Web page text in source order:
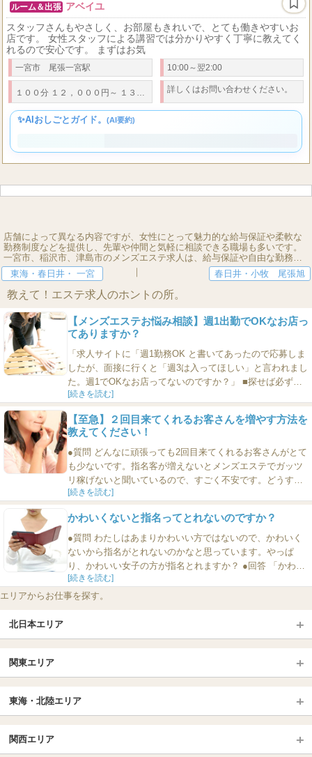
ルーム＆出張 アベイユ
スタッフさんもやさしく、お部屋もきれいで、とても働きやすいお
店です。 女性スタッフによる講習では分かりやすく丁寧に教えてく
れるので安心です。 まずはお気
一宮市 尾張一宮駅 10:00～翌2:00
１００分 １２，０００円～ １３０分 １６，０００円～ 延長３０分 ４，０００円 詳しくはお問い合わせください。
✨AIおしごとガイド。 (AI要約)
店舗によって異なる内容ですが、女性にとって魅力的な給与保証や柔軟な
勤務制度などを提供し、先輩や仲間と気軽に相談できる職場も多いです。
一宮市、稲沢市、津島市のメンズエステ求人は、給与保証や自由な勤務時
間など、働く女性に心地よい環境を提供する職場が多いのが特徴です。こ
れらの地域は自然に囲まれた環境であり、周辺には多くのデパートもあり
ます。一宮市、稲沢市、津島市のメンズエステ求人には、明るく分かりや
すく接客できる女性セラピストが多く在籍しています。また、女性スタッ
フが活躍できる職場を提供する企業も多いです。[2026-04-13] 一宮・津
島・小牧から15 件のメンエス求人をご紹介！エステやマッサージなどのお
仕事を探すならエステクイーン。 短期アルバイトや週1日からも可能で
す。エステ高収入愛知（名古屋）周辺でご案内します。
東海・春日井・ 一宮 ｜ 春日井・小牧 尾張旭
教えて！エステ求人のホントの所。
【メンズエステお悩み相談】週1出勤でOKなお店っ
てありますか？
「求人サイトに「週1勤務OK と書いてあったので応募しま
したが、面接に行くと「週3は入ってほしい」と言われまし
た。週1でOKなお店ってないのですか？」 ■探せば必ずあ
ります 店側が、週1勤務OKと、求人サイトに書いた方が応
しれませんね。 週1勤務OKのお店なんて、探せば山のよう
にあります。なぜか？ 現在いるエステティシャンのシフト
の...
[続きを読む]
【至急】２回目来てくれるお客さんを増やす方法を
教えてください！
●質問 どんなに頑張っても2回目来てくれるお客さんがとて
も少ないです。指名客が増えないとメンズエステでガッツ
リ稼げないと聞いているので、すごく不安です。どうすれ
ば2回目以降来てくれるお客さんが増えますか？ ●回答 す
セラピストさんがどんなに努力しても2回目来店しない男性
は、絶対に来店しません。 したがって、「2回目来てくれ
るお客さんが...
[続きを読む]
かわいくないと指名ってとれないのですか？
●質問 わたしはあまりかわいい方ではないので、かわいく
ないから指名がとれないのかなと思っています。やっぱ
り、かわいい女子の方が指名とれますか？ ●回答 「かわい
い」という言葉って、男女でその意味するところが微妙に
ちがうんです。なので、その差異をまず知るといいと思い
とをよく知っています。 だから、「男にとってのかわいい
[続きを読む]
エリアからお仕事を探す。
北日本エリア
北海道（札幌・旭川・函館）
青森
岩手 (盛岡・北上)
福島 (いわき・郡山)
山形
長野・松本・上田
関東エリア
大宮・浦和・川口
越谷・春日部
東海・北陸エリア
愛知（名古屋） 岐阜県
関西エリア